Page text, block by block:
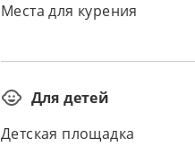
Места для курения
Для детей
Детская площадка